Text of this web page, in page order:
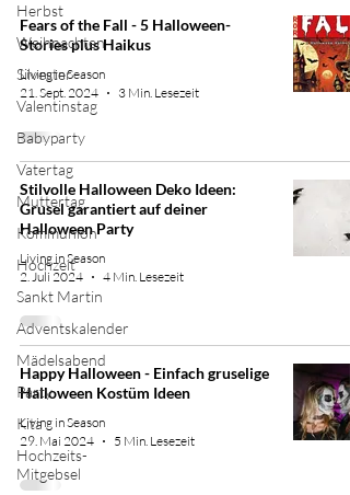
Herbst
Weihnachten
Silvester
Valentinstag
Babyparty
Vatertag
Muttertag
Kommunion
Hochzeit
Sankt Martin
Adventskalender
Mädelsabend
Party
Kita
Hochzeits-
Mitgebsel
Fears of the Fall - 5 Halloween-
Stories plus Haikus
Living in Season
21. Sept. 2024
3 Min. Lesezeit
Stilvolle Halloween Deko Ideen:
Grusel garantiert auf deiner
Halloween Party
Living in Season
2. Juli 2024
4 Min. Lesezeit
Happy Halloween - Einfach gruselige
Halloween Kostüm Ideen
Living in Season
29. Mai 2024
5 Min. Lesezeit